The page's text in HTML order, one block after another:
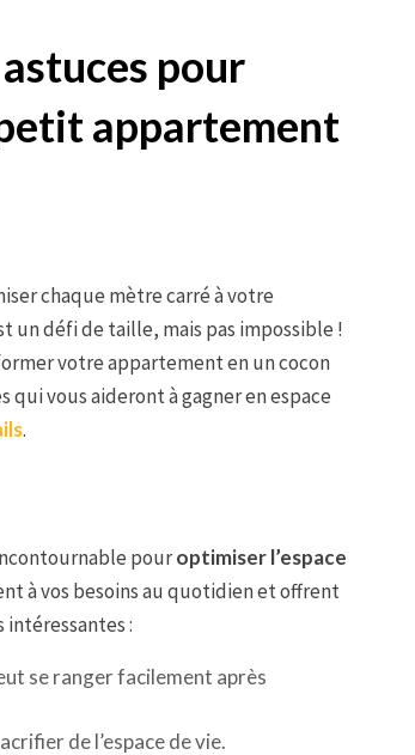
pour
appartement
chaque mètre carré à votre
un défi de taille, mais pas impossible !
votre appartement en un cocon
vous aideront à gagner en espace
.
pouroptimiser l’espace
à vos besoins au quotidien et offrent
:
se ranger facilement après
de l’espace de vie.